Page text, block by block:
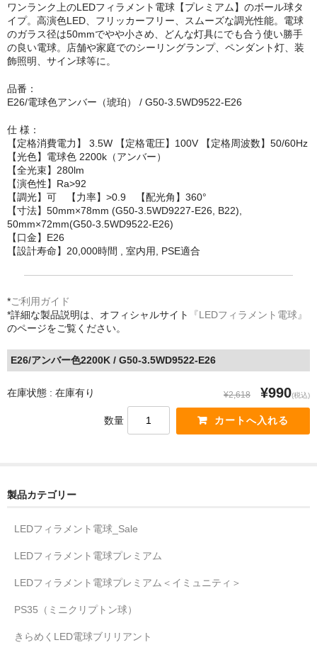
ワンランク上のLEDフィラメント電球【プレミアム】のボール球タ
イプ。高演色LED、フリッカーフリー、スムーズな調光性能。電球
のガラス径は50mmでやや小さめ、どんな灯具にでも合う使い勝手
の良い電球。店舗や家庭でのシーリングランプ、ペンダント灯、装
飾照明、サイン球等に。
品番：
E26/電球色アンバー（琥珀） / G50-3.5WD9522-E26
仕 様：
【定格消費電力】 3.5W 【定格電圧】100V 【定格周波数】50/60Hz
【光色】電球色 2200k（アンバー）
【全光束】280lm
【演色性】Ra>92
【調光】可 【力率】>0.9 【配光角】360°
【寸法】50mm×78mm (G50-3.5WD9227-E26, B22),
50mm×72mm(G50-3.5WD9522-E26)
【口金】E26
【設計寿命】20,000時間 , 室内用, PSE適合
*ご利用ガイド
*詳細な製品説明は、オフィシャルサイト
『LEDフィラメント電球』
のページをご覧ください。
E26/アンバー色2200K / G50-3.5WD9522-E26
在庫状態 : 在庫有り ¥2,618 ¥990(税込)
数量
製品カテゴリー
LEDフィラメント電球_Sale
LEDフィラメント電球プレミアム
LEDフィラメント電球プレミアム＜イミュニティ＞
PS35（ミニクリプトン球）
きらめくLED電球ブリリアント